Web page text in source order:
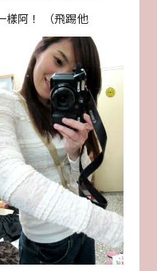
樣阿！ （飛踢他